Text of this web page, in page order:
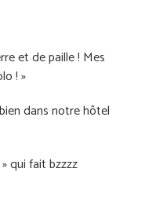
et de paille ! Mes
! »
dans notre hôtel
qui fait bzzzz